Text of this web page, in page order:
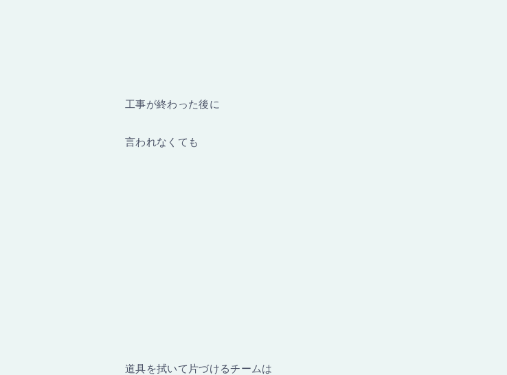
工事が終わった後に
言われなくても
道具を拭いて片づけるチームは